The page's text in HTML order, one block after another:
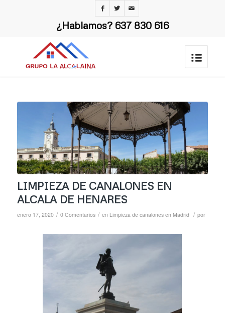
¿Hablamos? 637 830 616
LIMPIEZA DE CANALONES EN
ALCALA DE HENARES
enero 17, 2020 / 0 Comentarios / en Limpieza de canalones en Madrid / por